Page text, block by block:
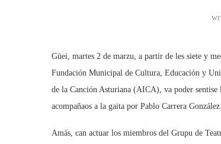
Güei, martes 2 de marzu, a partir de les siete y
Fundación Municipal de Cultura, Educación y
de la Canción Asturiana (AICA), va poder sentise
acompañaos a la gaita por Pablo Carrera González.
Amás, can actuar los miembros del Grupu de